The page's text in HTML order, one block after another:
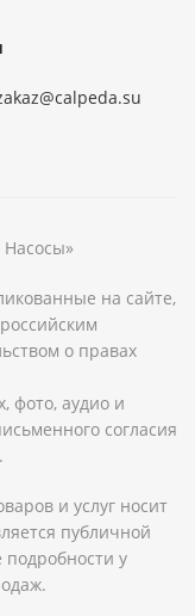
на сайте,
о правах
фото, аудио и
согласия
и услуг носит
публичной
подробности у